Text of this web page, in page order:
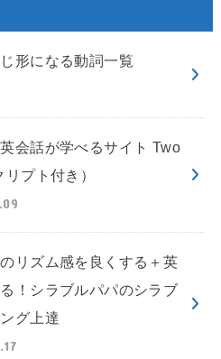
形になる動詞一覧
会話が学べるサイト Two
プト付き）
リズム感を良くする＋英
！シラブルパパのシラブ
グ上達